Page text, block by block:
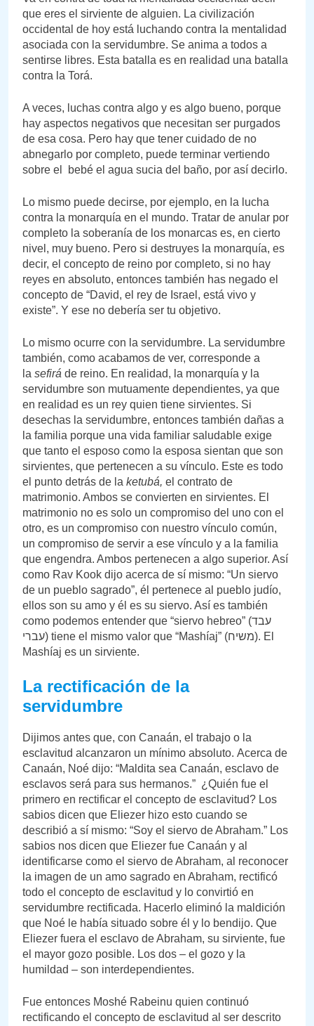
que eres el sirviente de alguien. La civilización
occidental de hoy está luchando contra la mentalidad
asociada con la servidumbre. Se anima a todos a
sentirse libres. Esta batalla es en realidad una batalla
contra la Torá.
A veces, luchas contra algo y es algo bueno, porque
hay aspectos negativos que necesitan ser purgados
de esa cosa. Pero hay que tener cuidado de no
abnegarlo por completo, puede terminar vertiendo
sobre el bebé el agua sucia del baño, por así decirlo.
Lo mismo puede decirse, por ejemplo, en la lucha
contra la monarquía en el mundo. Tratar de anular por
completo la soberanía de los monarcas es, en cierto
nivel, muy bueno. Pero si destruyes la monarquía, es
decir, el concepto de reino por completo, si no hay
reyes en absoluto, entonces también has negado el
concepto de “David, el rey de Israel, está vivo y
existe”. Y ese no debería ser tu objetivo.
Lo mismo ocurre con la servidumbre. La servidumbre
también, como acabamos de ver, corresponde a
la sefirá de reino. En realidad, la monarquía y la
servidumbre son mutuamente dependientes, ya que
en realidad es un rey quien tiene sirvientes. Si
desechas la servidumbre, entonces también dañas a
la familia porque una vida familiar saludable exige
que tanto el esposo como la esposa sientan que son
sirvientes, que pertenecen a su vínculo. Este es todo
el punto detrás de la ketubá, el contrato de
matrimonio. Ambos se convierten en sirvientes. El
matrimonio no es solo un compromiso del uno con el
otro, es un compromiso con nuestro vínculo común,
un compromiso de servir a ese vínculo y a la familia
que engendra. Ambos pertenecen a algo superior. Así
como Rav Kook dijo acerca de sí mismo: “Un siervo
de un pueblo sagrado”, él pertenece al pueblo judío,
ellos son su amo y él es su siervo. Así es también
como podemos entender que “siervo hebreo” (עבד
עברי) tiene el mismo valor que “Mashíaj” (משיח). El
Mashíaj es un sirviente.
La rectificación de la
servidumbre
Dijimos antes que, con Canaán, el trabajo o la
esclavitud alcanzaron un mínimo absoluto. Acerca de
Canaán, Noé dijo: “Maldita sea Canaán, esclavo de
esclavos será para sus hermanos.” ¿Quién fue el
primero en rectificar el concepto de esclavitud? Los
sabios dicen que Eliezer hizo esto cuando se
describió a sí mismo: “Soy el siervo de Abraham.” Los
sabios nos dicen que Eliezer fue Canaán y al
identificarse como el siervo de Abraham, al reconocer
la imagen de un amo sagrado en Abraham, rectificó
todo el concepto de esclavitud y lo convirtió en
servidumbre rectificada. Hacerlo eliminó la maldición
que Noé le había situado sobre él y lo bendijo. Que
Eliezer fuera el esclavo de Abraham, su sirviente, fue
el mayor gozo posible. Los dos – el gozo y la
humildad – son interdependientes.
Fue entonces Moshé Rabeinu quien continuó
rectificando el concepto de esclavitud al ser descrito